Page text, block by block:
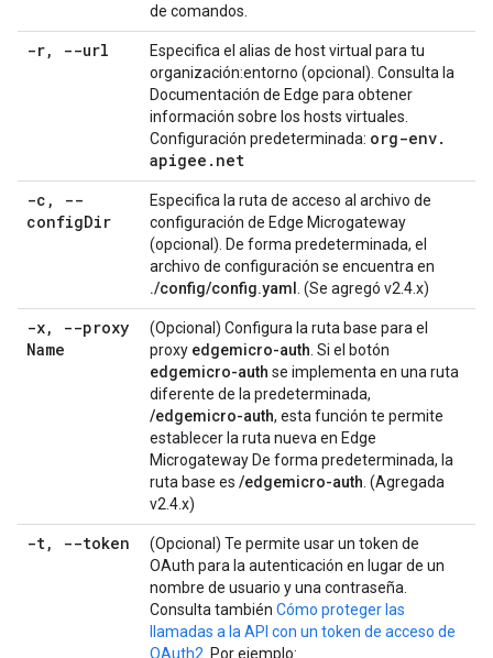
de comandos.
-r, --url
Especifica el alias de host virtual para tu
organización:entorno (opcional). Consulta la
Documentación de Edge para obtener
información sobre los hosts virtuales.
Configuración predeterminada: org-env.
apigee . net
-c ,
--
configDir
Especifica la ruta de acceso al archivo de
configuración de Edge Microgateway
(opcional). De forma predeterminada, el
archivo de configuración se encuentra en
./config/config.yaml
. (Se agregó v2.4.x)
-x,
--proxy
Name
(Opcional) Configura la ruta base para el
proxy edgemicro-auth . Si el botón
edgemicro-auth se implementa en una ruta
diferente de la predeterminada,
/edgemicro-auth, esta función te permite
establecer la ruta nueva en Edge
Microgateway De forma predeterminada, la
ruta base es /edgemicro-auth . (Agregada
v2.4.x)
-t, --token
(Opcional) Te permite usar un token de
OAuth para la autenticación en lugar de un
nombre de usuario y una contraseña.
Consulta también Cómo proteger las
llamadas a la API con un token de acceso de
OAuth2 . Por ejemplo: